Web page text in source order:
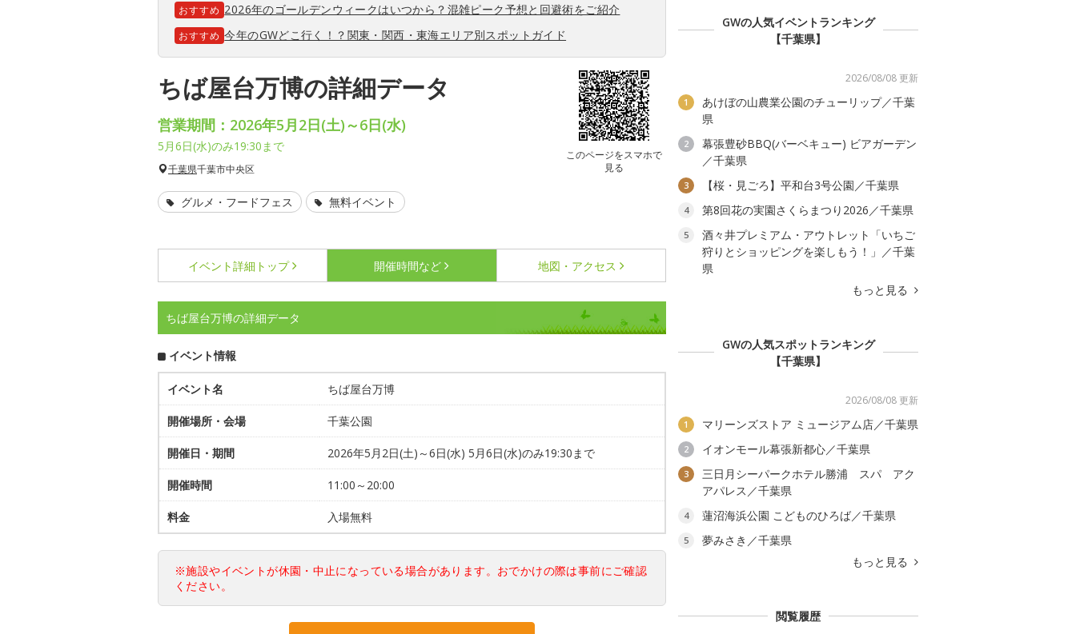
おすすめ 2026年のゴールデンウィークはいつから？混雑ピーク予想と回避術をご紹介
おすすめ 今年のGWどこ行く！？関東・関西・東海エリア別スポットガイド
ちば屋台万博の詳細データ
このページをスマホで
見る
営業期間：2026年5月2日(土)～6日(水)
5月6日(水)のみ19:30まで
千葉県千葉市中央区
グルメ・フードフェス 無料イベント
イベント詳細 トップ 開催時間など 地図・アクセス
ちば屋台万博の詳細データ
イベント情報
イベント名 ちば屋台万博
開催場所・会場 千葉公園
開催日・期間 2026年5月2日(土)～6日(水) 5月6日(水)のみ19:30まで
開催時間 11:00～20:00
料金 入場無料
※施設やイベントが休園・中止になっている場合があります。おでかけの際は事前にご確認
ください。
GWの人気イベントランキング
【千葉県】
2026/08/08 更新
1
あけぼの山農業公園のチューリップ／千葉
県
2
幕張豊砂BBQ(バーベキュー) ビアガーデン
／千葉県
3 【桜・見ごろ】平和台3号公園／千葉県
4 第8回花の実園さくらまつり2026／千葉県
5
酒々井プレミアム・アウトレット「いちご
狩りとショッピングを楽しもう！」／千葉
県
もっと見る
GWの人気スポットランキング
【千葉県】
2026/08/08 更新
1 マリーンズストア ミュージアム店／千葉県
2 イオンモール幕張新都心／千葉県
3
三日月シーパークホテル勝浦 スパ アク
アパレス／千葉県
4 蓮沼海浜公園 こどものひろば／千葉県
5
夢みさき／千葉県
もっと見る
閲覧履歴